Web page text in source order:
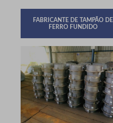
FABRICANTE DE TAMPÃO DE
FERRO FUNDIDO